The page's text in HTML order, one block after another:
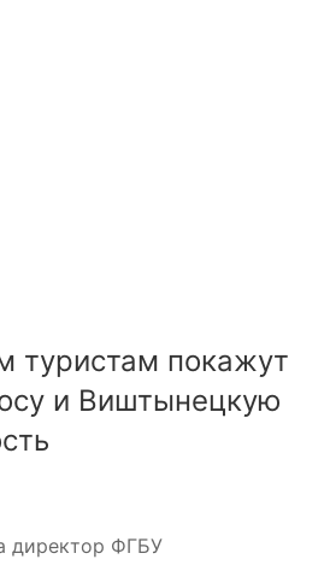
туристам покажут
и Виштынецкую
директор ФГБУ